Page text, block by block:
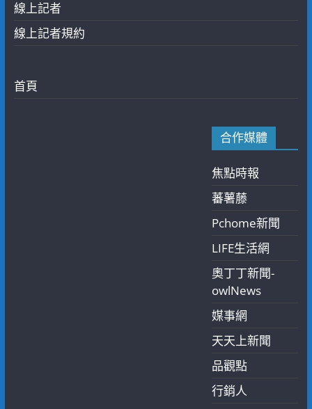
線上記者
線上記者規約
首頁
合作媒體
焦點時報
蕃薯藤
Pchome新聞
LIFE生活網
奧丁丁新聞-
owlNews
媒事網
天天上新聞
品觀點
行銷人